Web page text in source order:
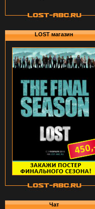
LOST магазин
Чат